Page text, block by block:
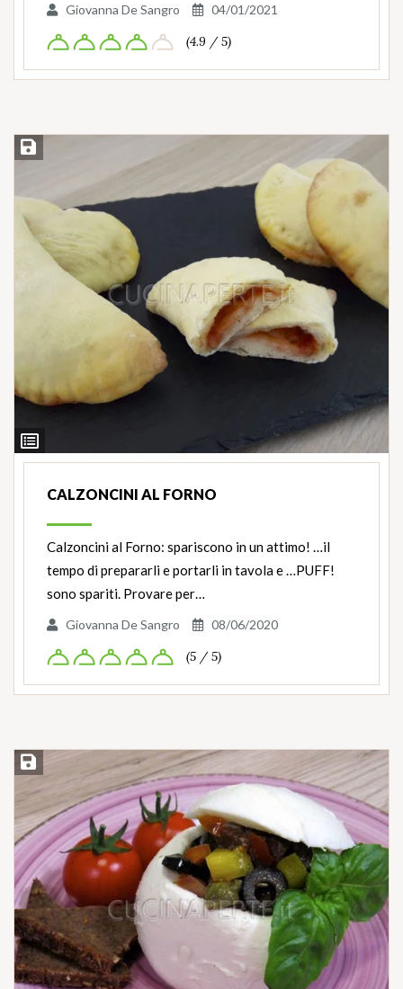
Giovanna De Sangro 04/01/2021
(4.9 / 5)
Ingredienti
Salva ricetta
CALZONCINI AL FORNO
Calzoncini al Forno: spariscono in un attimo! …il
tempo di prepararli e portarli in tavola e …PUFF!
sono spariti. Provare per…
Giovanna De Sangro 08/06/2020
(5 / 5)
Salva ricetta